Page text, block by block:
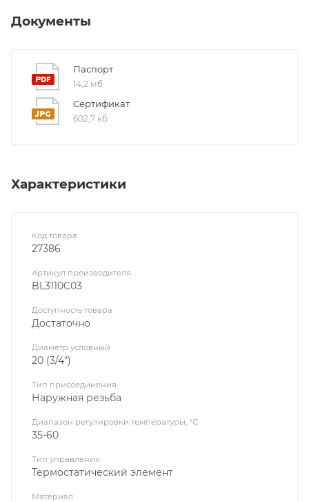
Документы
Паспорт
14,2 мб
Сертификат
602,7 кб
Характеристики
Код товара
27386
Артикул производителя
BL3110C03
Доступность товара
Достаточно
Диаметр условный
20 (3/4")
Тип присоединения
Наружная резьба
Диапазон регулировки температуры, °С
35-60
Тип управления
Термостатический элемент
Материал